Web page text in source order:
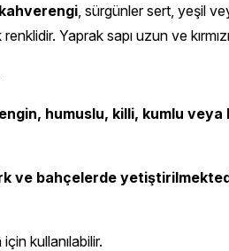
, sürgünler sert, yeşil
Yaprak sapı uzun ve
humuslu, killi, kumlu veya
ve bahçelerde
kullanılabilir.